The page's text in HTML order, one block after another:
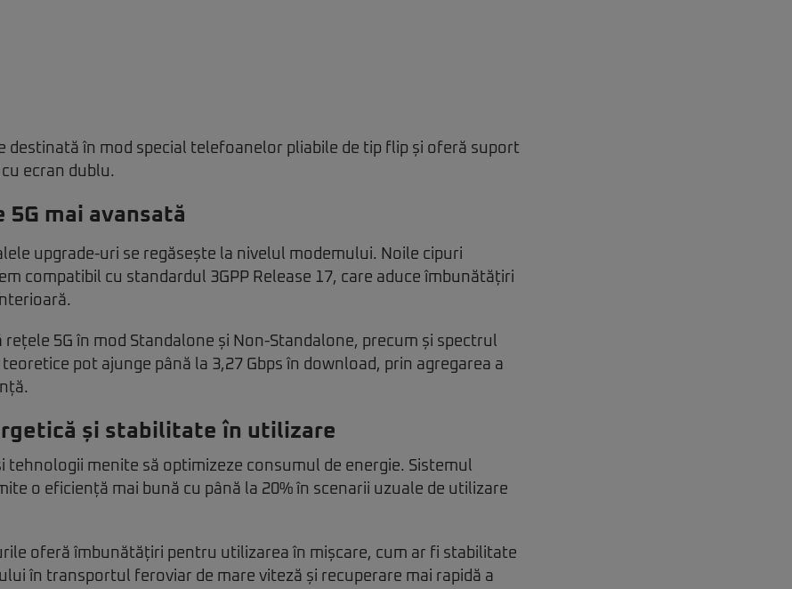
destinată în mod special telefoanelor pliabile de tip flip și oferă suport
ecran dublu.
mai avansată
upgrade-uri se regăsește la nivelul modemului. Noile cipuri
compatibil cu standardul 3GPP Release 17, care aduce îmbunătățiri
5G în mod Standalone și Non-Standalone, precum și spectrul
teoretice pot ajunge până la 3,27 Gbps în download, prin agregarea a
și stabilitate în utilizare
tehnologii menite să optimizeze consumul de energie. Sistemul
o eficiență mai bună cu până la 20% în scenarii uzuale de utilizare
oferă îmbunătățiri pentru utilizarea în mișcare, cum ar fi stabilitate
în transportul feroviar de mare viteză și recuperare mai rapidă a